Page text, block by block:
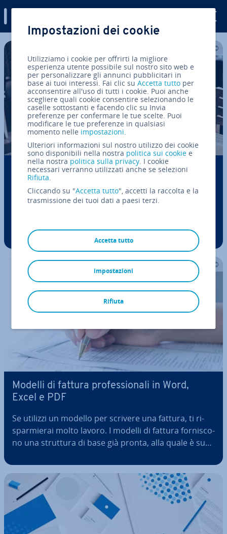
Vai al contenuto prin­ci­pa­le
Come scrivere una lettera com­mer­cia­le pro­
fes­sio­na­le
Le lettere com­mer­cia­li sono fon­da­men­ta­li per la co­
condurre rapporti com­mer­cia­li. Sin dal primo
contatto devono fornire al de­sti­na­ta­rio in­for­ma­zio­ni
im­por­tan­ti sul mittente. Per scriverla si possono
seguire alcune norme, come la norma…
Modelli di fattura pro­fes­sio­na­li in Word,
Excel e PDF
Se utilizzi un modello per scrivere una fattura, ti ri­
spar­mie­rai molto lavoro. I modelli di fattura for­ni­sco­
no una struttura di base già pronta, alla quale è suf­fi­
cliente. Ma come si presenta il modello di fattura
perfetto? Come…
Impostazioni dei cookie
Utilizziamo i cookie per offrirti la migliore
esperienza utente possibile sul nostro sito web e
per personalizzare gli annunci pubblicitari in
base ai tuoi interessi. Fai clic suAccetta tutto per
acconsentire all'uso di tutti i cookie. Puoi anche
scegliere quali cookie consentire selezionando le
caselle sottostanti e facendo clic su Invia
preferenze per confermare le tue scelte. Puoi
modificare le tue preferenze in qualsiasi
momento nelle impostazioni.
Ulteriori informazioni sul nostro utilizzo dei cookie
sono disponibili nella nostra politica sui cookie e
nella nostra politica sulla privacy. I cookie
necessari verranno utilizzati anche se selezioni
Rifiuta.
Cliccando su "Accetta tutto", accetti la raccolta e la
trasmissione dei tuoi dati a paesi terzi.
Accetta tutto
Rifiuta
impostazioni